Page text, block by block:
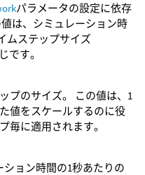
パラメータの設定に依存
は、シミュレーション時
ムステップサイズ
です。
プのサイズ。 この値は、1
値をスケールするのに役
毎に適用されます。
ション時間の1秒あたりの